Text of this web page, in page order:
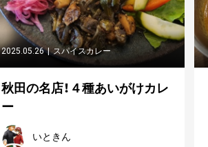
2025.05.26 スパイスカレー
秋田の名店！４種あいがけカレ
ー
いときん